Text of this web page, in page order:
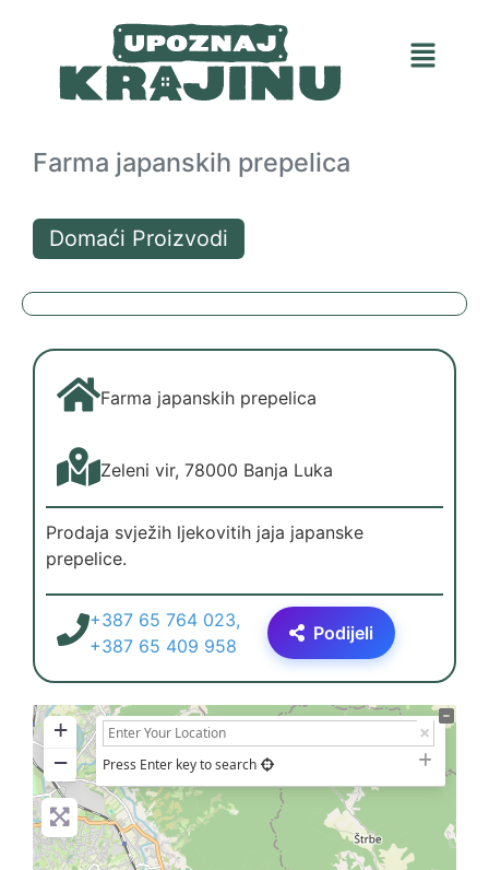
Farma japanskih prepelica
Domaći Proizvodi
Farma japanskih prepelica
Zeleni vir, 78000 Banja Luka
Prodaja svježih ljekovitih jaja japanske
prepelice.
+387 65 764 023,
+387 65 409 958
Podijeli
+
−
Press Enter key to search